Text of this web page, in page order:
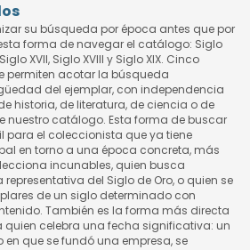
su búsqueda por época antes que por
forma de navegar el catálogo: Siglo
XVII, Siglo XVIII y Siglo XIX. Cinco
permiten acotar la búsqueda
del ejemplar, con independencia
historia, de literatura, de ciencia o de
nuestro catálogo. Esta forma de buscar
para el coleccionista que ya tiene
en torno a una época concreta, más
incunables, quien busca
del Siglo de Oro, o quien se
de un siglo determinado con
También es la forma más directa
quien celebra una fecha significativa: un
que se fundó una empresa, se